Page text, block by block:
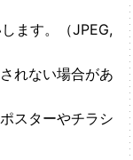
ます。（JPEG,
れない場合があ
スターやチラシ